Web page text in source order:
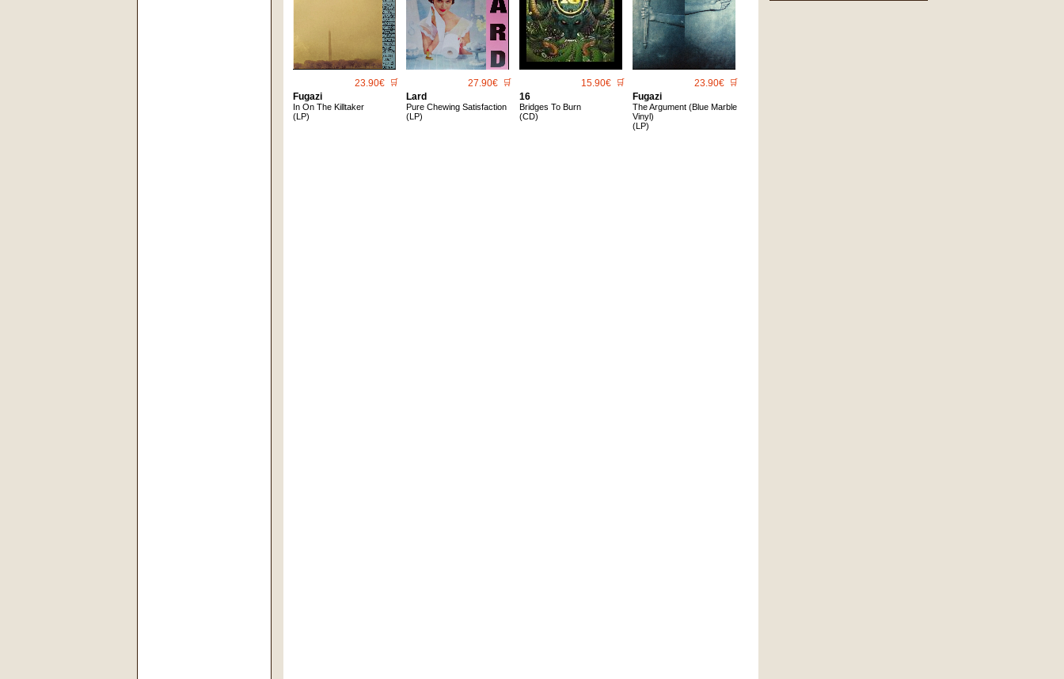
23.90€ 🛒
Fugazi
In On The Killtaker
(LP)
27.90€ 🛒
Lard
Pure Chewing Satisfaction
(LP)
15.90€ 🛒
16
Bridges To Burn
(CD)
23.90€ 🛒
Fugazi
The Argument (Blue Marble
Vinyl)
(LP)